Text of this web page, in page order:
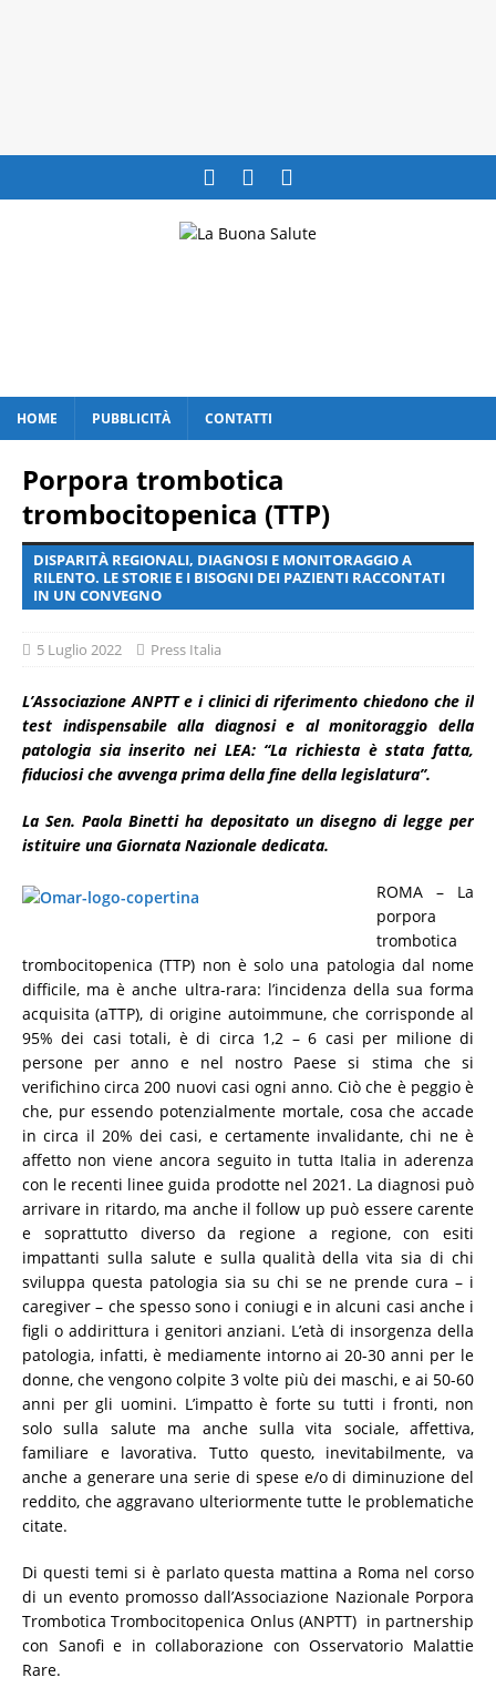
HOME PUBBLICITÀ CONTATTI
Porpora trombotica
trombocitopenica (TTP)
DISPARITÀ REGIONALI, DIAGNOSI E MONITORAGGIO A
RILENTO. LE STORIE E I BISOGNI DEI PAZIENTI RACCONTATI
IN UN CONVEGNO
5 Luglio 2022 Press Italia
L’Associazione ANPTT e i clinici di riferimento chiedono che il
test indispensabile alla diagnosi e al monitoraggio della
patologia sia inserito nei LEA: “La richiesta è stata fatta,
fiduciosi che avvenga prima della fine della legislatura”.
La Sen. Paola Binetti ha depositato un disegno di legge per
istituire una Giornata Nazionale dedicata.
ROMA – La
porpora
trombotica
trombocitopenica (TTP) non è solo una patologia dal nome
difficile, ma è anche ultra-rara: l’incidenza della sua forma
acquisita (aTTP), di origine autoimmune, che corrisponde al
95% dei casi totali, è di circa 1,2 – 6 casi per milione di
persone per anno e nel nostro Paese si stima che si
verifichino circa 200 nuovi casi ogni anno. Ciò che è peggio è
che, pur essendo potenzialmente mortale, cosa che accade
in circa il 20% dei casi, e certamente invalidante, chi ne è
affetto non viene ancora seguito in tutta Italia in aderenza
con le recenti linee guida prodotte nel 2021. La diagnosi può
arrivare in ritardo, ma anche il follow up può essere carente
e soprattutto diverso da regione a regione, con esiti
impattanti sulla salute e sulla qualità della vita sia di chi
sviluppa questa patologia sia su chi se ne prende cura – i
caregiver – che spesso sono i coniugi e in alcuni casi anche i
figli o addirittura i genitori anziani. L’età di insorgenza della
patologia, infatti, è mediamente intorno ai 20-30 anni per le
donne, che vengono colpite 3 volte più dei maschi, e ai 50-60
anni per gli uomini. L’impatto è forte su tutti i fronti, non
solo sulla salute ma anche sulla vita sociale, affettiva,
familiare e lavorativa. Tutto questo, inevitabilmente, va
anche a generare una serie di spese e/o di diminuzione del
reddito, che aggravano ulteriormente tutte le problematiche
citate.
Di questi temi si è parlato questa mattina a Roma nel corso
di un evento promosso dall’Associazione Nazionale Porpora
Trombotica Trombocitopenica Onlus (ANPTT) in partnership
con Sanofi e in collaborazione con Osservatorio Malattie
Rare.